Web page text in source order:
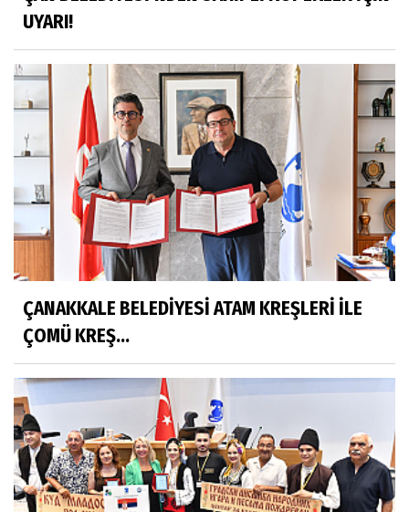
UYARI!
ÇANAKKALE BELEDİYESİ ATAM KREŞLERİ İLE
ÇOMÜ KREŞ...